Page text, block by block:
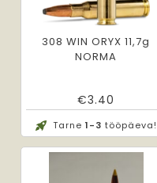
308 WIN ORYX 11,7g
NORMA
€3.40
Tarne 1-3 tööpäeva!